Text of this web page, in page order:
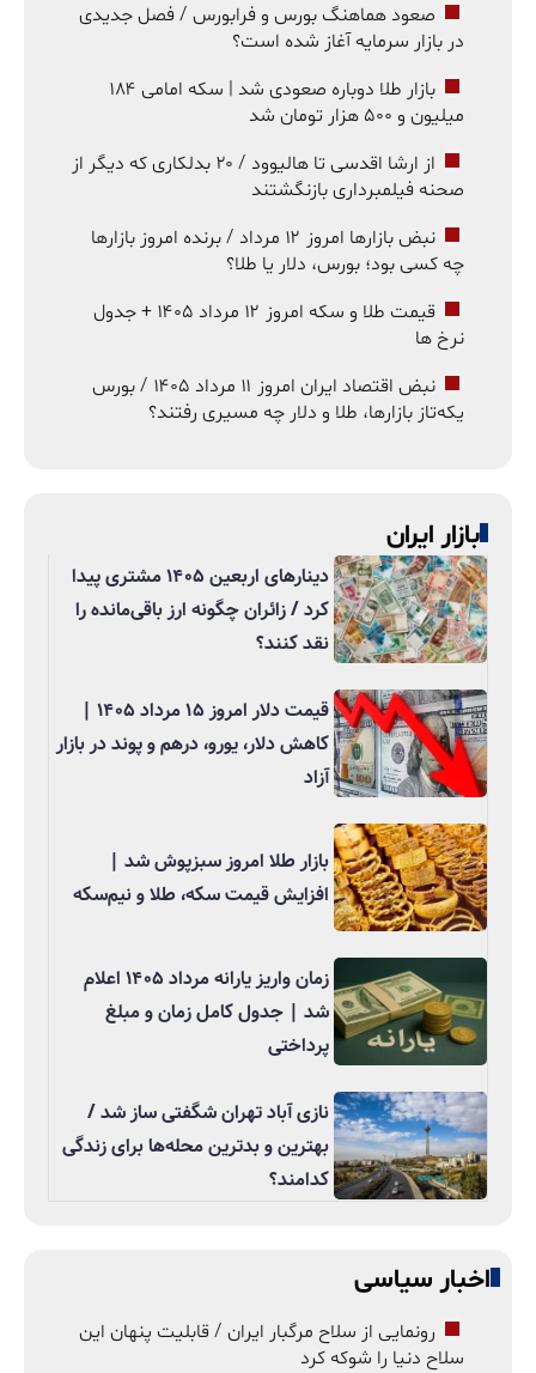
صعود هماهنگ بورس و فرابورس / فصل جدیدی
در بازار سرمایه آغاز شده است؟
بازار طلا دوباره صعودی شد | سکه امامی ۱۸۴
میلیون و ۵۰۰ هزار تومان شد
از ارشا اقدسی تا هالیوود / ۲۰ بدلکاری که دیگر از
صحنه فیلمبرداری بازنگشتند
نبض بازارها امروز ۱۲ مرداد / برنده امروز بازارها
چه کسی بود؛ بورس، دلار یا طلا؟
قیمت طلا و سکه امروز ۱۲ مرداد ۱۴۰۵ + جدول
نرخ ها
نبض اقتصاد ایران امروز ۱۱ مرداد ۱۴۰۵ / بورس
یکه‌تاز بازارها، طلا و دلار چه مسیری رفتند؟
بازار ایران
دینارهای اربعین ۱۴۰۵ مشتری پیدا
کرد / زائران چگونه ارز باقی‌مانده را
نقد کنند؟
قیمت دلار امروز ۱۵ مرداد ۱۴۰۵ |
کاهش دلار، یورو، درهم و پوند در بازار
آزاد
بازار طلا امروز سبزپوش شد |
افزایش قیمت سکه، طلا و نیم‌سکه
زمان واریز یارانه مرداد ۱۴۰۵ اعلام
شد | جدول کامل زمان و مبلغ
پرداختی
نازی آباد تهران شگفتی ساز شد /
بهترین و بدترین محله‌ها برای زندگی
کدامند؟
اخبار سیاسی
رونمایی از سلاح مرگبار ایران / قابلیت پنهان این
سلاح دنیا را شوکه کرد